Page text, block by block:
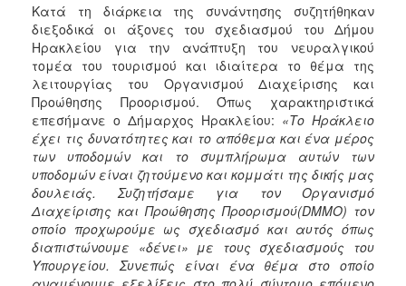
ΤΟΠΟΣ
ΠΟΛΙΤΙΣΜΟΣ
ΑΝΘΕΚΤΙΚΗ
ΠΟΛΗ
Κατά τη διάρκεια της συνάντησης συζητήθηκαν
διεξοδικά οι άξονες του σχεδιασμού του Δήμου
Ηρακλείου για την ανάπτυξη του νευραλγικού
τομέα του τουρισμού και ιδιαίτερα το θέμα της
λειτουργίας του Οργανισμού Διαχείρισης και
Προώθησης Προορισμού. Όπως χαρακτηριστικά
επεσήμανε ο Δήμαρχος Ηρακλείου: «Το Ηράκλειο
έχει τις δυνατότητες και το απόθεμα και ένα μέρος
των υποδομών και το συμπλήρωμα αυτών των
υποδομών είναι ζητούμενο και κομμάτι της δικής μας
δουλειάς. Συζητήσαμε για τον Οργανισμό
Διαχείρισης και Προώθησης Προορισμού(DMMO) τον
οποίο προχωρούμε ως σχεδιασμό και αυτός όπως
διαπιστώνουμε «δένει» με τους σχεδιασμούς του
Υπουργείου. Συνεπώς είναι ένα θέμα στο οποίο